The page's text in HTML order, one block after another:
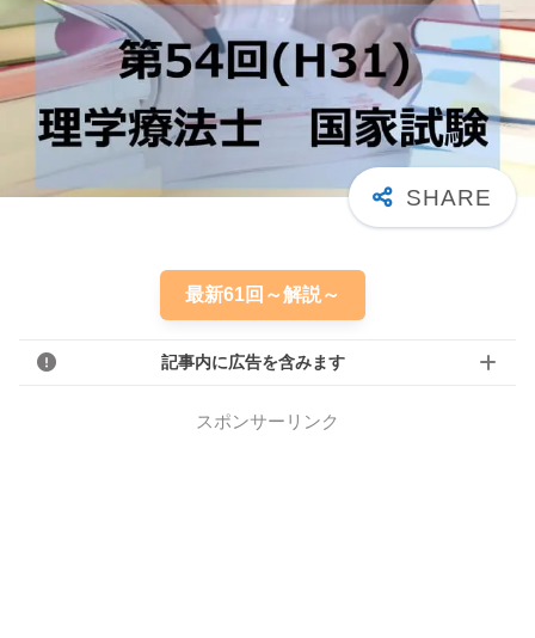
最新61回～解説～
記事内に広告を含みます
スポンサーリンク